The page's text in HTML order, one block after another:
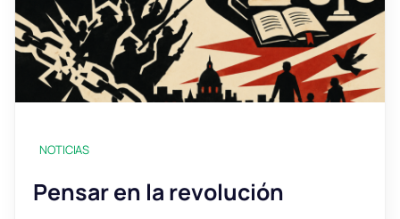
NOTICIAS
Pensar en la revolución